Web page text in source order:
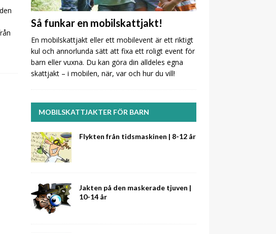
Så funkar en mobilskattjakt!
En mobilskattjakt eller ett mobilevent är ett riktigt
kul och annorlunda sätt att fixa ett roligt event för
barn eller vuxna. Du kan göra din alldeles egna
skattjakt – i mobilen, när, var och hur du vill!
MOBILSKATTJAKTER FÖR BARN
Flykten från tidsmaskinen | 8-12 år
Jakten på den maskerade tjuven |
10-14 år